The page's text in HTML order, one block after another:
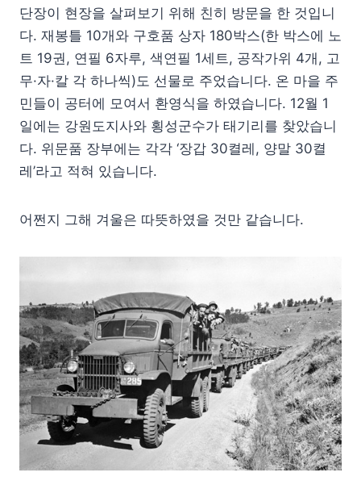
단장이 현장을 살펴보기 위해 친히 방문을 한 것입니
다. 재봉틀 10개와 구호품 상자 180박스(한 박스에 노
트 19권, 연필 6자루, 색연필 1세트, 공작가위 4개, 고
무·자·칼 각 하나씩)도 선물로 주었습니다. 온 마을 주
민들이 공터에 모여서 환영식을 하였습니다. 12월 1
일에는 강원도지사와 횡성군수가 태기리를 찾았습니
다. 위문품 장부에는 각각 ‘장갑 30켤레, 양말 30켤
레’라고 적혀 있습니다.
어쩐지 그해 겨울은 따뜻하였을 것만 같습니다.